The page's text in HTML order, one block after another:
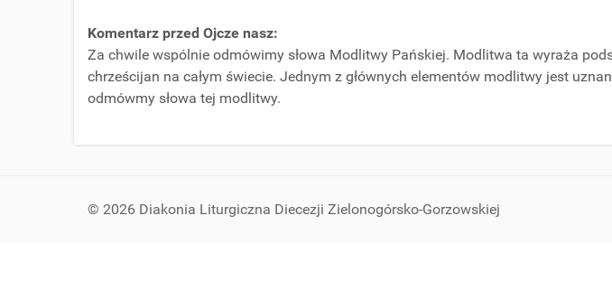
Komentarz przed Ojcze nasz:
Za chwile wspólnie odmówimy słowa Modlitwy Pańskiej. Modlitwa ta wyraża
chrześcijan na całym świecie. Jednym z głównych elementów modlitwy jest
odmówmy słowa tej modlitwy.
© 2026 Diakonia Liturgiczna Diecezji Zielonogórsko-Gorzowskiej